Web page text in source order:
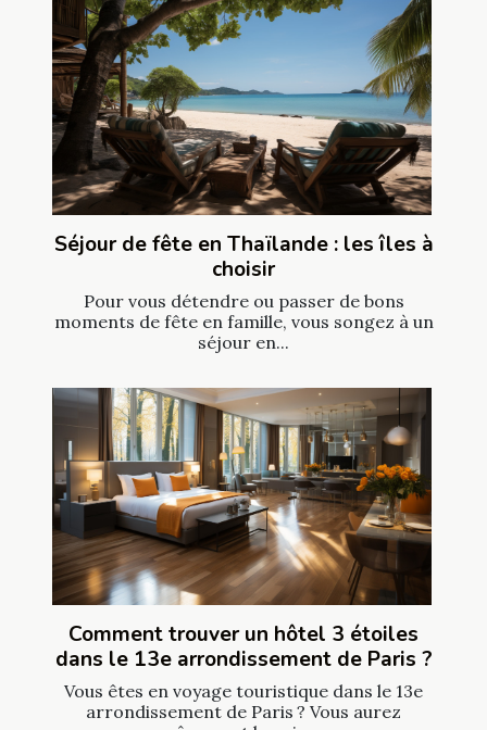
Séjour de fête en Thaïlande : les îles à
choisir
Pour vous détendre ou passer de bons
moments de fête en famille, vous songez à un
séjour en...
Comment trouver un hôtel 3 étoiles
dans le 13e arrondissement de Paris ?
Vous êtes en voyage touristique dans le 13e
arrondissement de Paris ? Vous aurez